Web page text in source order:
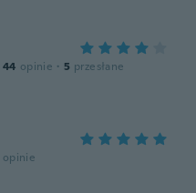
44 opinie · 5 przesłane
opinie